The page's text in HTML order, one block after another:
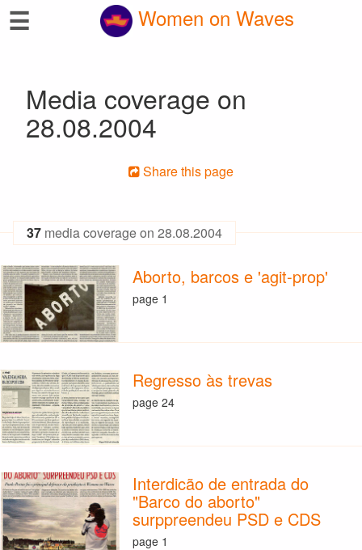
☰ Women on Waves
Media coverage on
28.08.2004
Share this page
37 media coverage on 28.08.2004
Aborto, barcos e 'agit-prop'
page 1
Regresso às trevas
page 24
Interdicão de entrada do
"Barco do aborto"
surppreendeu PSD e CDS
page 1